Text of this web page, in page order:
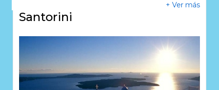
+ Ver más
Santorini